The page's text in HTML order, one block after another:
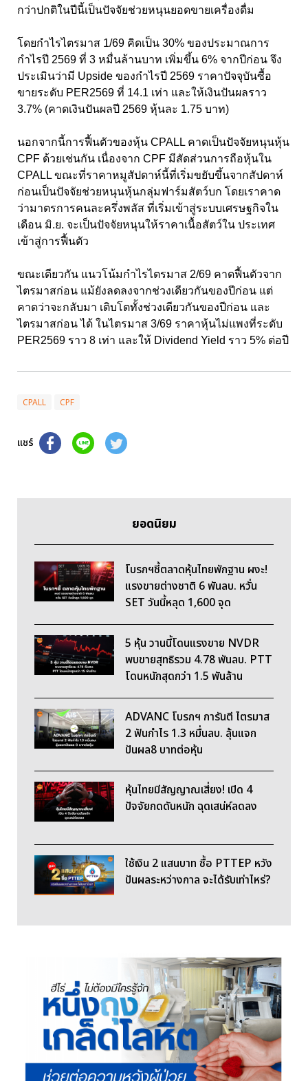
กว่าปกติในปีนี้เป็นปัจจัยช่วยหนุนยอดขายเครื่องดื่ม
โดยกำไรไตรมาส 1/69 คิดเป็น 30% ของประมาณการ
กำไรปี 2569 ที่ 3 หมื่นล้านบาท เพิ่มขึ้น 6% จากปีก่อน จึง
ประเมินว่ามี Upside ของกำไรปี 2569 ราคาปัจจุบันซื้อ
ขายระดับ PER2569 ที่ 14.1 เท่า และให้เงินปันผลราว
3.7% (คาดเงินปันผลปี 2569 หุ้นละ 1.75 บาท)
นอกจากนี้การฟื้นตัวของหุ้น CPALL คาดเป็นปัจจัยหนุนหุ้น
CPF ด้วยเช่นกัน เนื่องจาก CPF มีสัดส่วนการถือหุ้นใน
CPALL ขณะที่ราคาหมูสัปดาห์นี้ที่เริ่มขยับขึ้นจากสัปดาห์
ก่อนเป็นปัจจัยช่วยหนุนหุ้นกลุ่มฟาร์มสัตว์บก โดยเราคาด
ว่ามาตรการคนละครึ่งพลัส ที่เริ่มเข้าสู่ระบบเศรษฐกิจใน
เดือน มิ.ย. จะเป็นปัจจัยหนุนให้ราคาเนื้อสัตว์ใน ประเทศ
เข้าสู่การฟื้นตัว
ขณะเดียวกัน แนวโน้มกำไรไตรมาส 2/69 คาดฟื้นตัวจาก
ไตรมาสก่อน แม้ยังลดลงจากช่วงเดียวกันของปีก่อน แต่
คาดว่าจะกลับมา เติบโตทั้งช่วงเดียวกันของปีก่อน และ
ไตรมาสก่อน ได้ ในไตรมาส 3/69 ราคาหุ้นไม่แพงที่ระดับ
PER2569 ราว 8 เท่า และให้ Dividend Yield ราว 5% ต่อปี
CPALL CPF
แชร์
ยอดนิยม
โบรกฯชี้ตลาดหุ้นไทยพักฐาน ผงะ!
แรงขายต่างชาติ 6 พันลบ. หวั่น
SET วันนี้หลุด 1,600 จุด
5 หุ้น วานนี้โดนแรงขาย NVDR
พบขายสุทธิรวม 4.78 พันลบ. PTT
โดนหนักสุดกว่า 1.5 พันล้าน
ADVANC โบรกฯ การันตี ไตรมาส
2 ฟันกำไร 1.3 หมื่นลบ. ลุ้นแจก
ปันผล8 บาทต่อหุ้น
หุ้นไทยมีสัญญาณเสี่ยง! เปิด 4
ปัจจัยกดดันหนัก ฉุดเสน่ห์ลดลง
ใช้เงิน 2 แสนบาท ซื้อ PTTEP หวัง
ปันผลระหว่างกาล จะได้รับเท่าไหร่?